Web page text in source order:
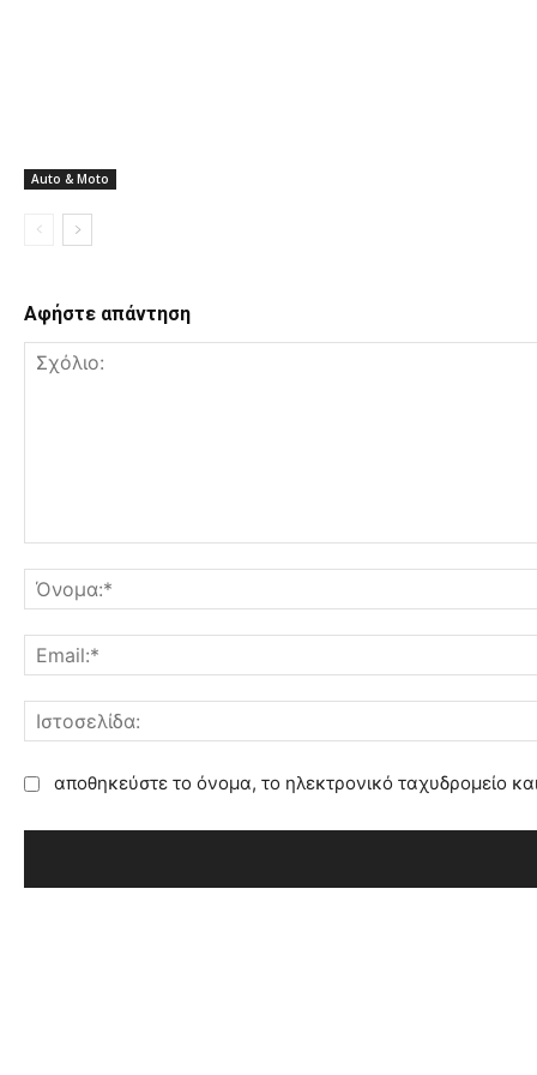
Auto & Moto
Αφήστε απάντηση
ι
:
αποθηκεύστε το όνομα, το ηλεκτρονικό ταχυδρομείο